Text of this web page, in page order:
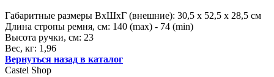
Габаритные размеры ВхШхГ (внешние): 30,5 х 52,5 х 28,5 см
Длина стропы ремня, см: 140 (max) - 74 (min)
Высота ручки, см: 23
Вес, кг: 1,96
Вернуться назад в каталог
Castel Shop